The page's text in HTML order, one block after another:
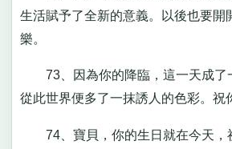
生活賦予了全新的意義。以後也要開
樂。
73、因為你的降臨，這一天成了
從此世界便多了一抹誘人的色彩。祝
74、寶貝，你的生日就在今天，